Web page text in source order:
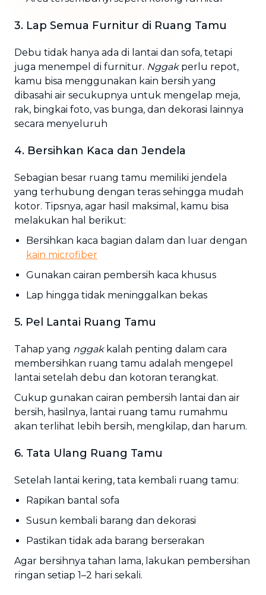
3. Lap Semua Furnitur di Ruang Tamu
Debu tidak hanya ada di lantai dan sofa, tetapi
juga menempel di furnitur. Nggak perlu repot,
kamu bisa menggunakan kain bersih yang
dibasahi air secukupnya untuk mengelap meja,
rak, bingkai foto, vas bunga, dan dekorasi lainnya
secara menyeluruh
4. Bersihkan Kaca dan Jendela
Sebagian besar ruang tamu memiliki jendela
yang terhubung dengan teras sehingga mudah
kotor. Tipsnya, agar hasil maksimal, kamu bisa
melakukan hal berikut:
Bersihkan kaca bagian dalam dan luar dengan
kain microfiber
Gunakan cairan pembersih kaca khusus
Lap hingga tidak meninggalkan bekas
5. Pel Lantai Ruang Tamu
Tahap yang nggakkalah penting dalam cara
membersihkan ruang tamu adalah mengepel
lantai setelah debu dan kotoran terangkat.
Cukup gunakan cairan pembersih lantai dan air
bersih, hasilnya, lantai ruang tamu rumahmu
akan terlihat lebih bersih, mengkilap, dan harum.
6. Tata Ulang Ruang Tamu
Setelah lantai kering, tata kembali ruang tamu:
Rapikan bantal sofa
Susun kembali barang dan dekorasi
Pastikan tidak ada barang berserakan
Agar bersihnya tahan lama, lakukan pembersihan
ringan setiap 1–2 hari sekali.